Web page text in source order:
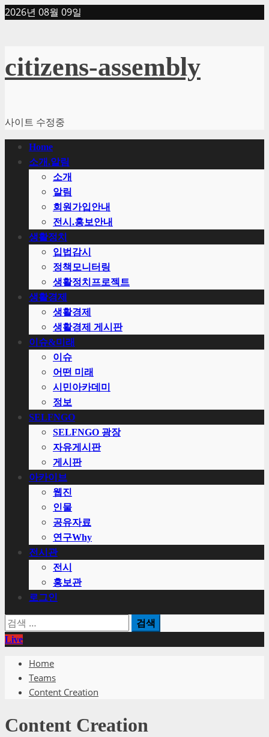
Skip
2026년 08월 09일
citizens-assembly
사이트 수정중
Primary
Menu
Home
소개.알림
소개
알림
회원가입안내
전시.홍보안내
생활정치
입법감시
정책모니터링
생활정치프로젝트
생활경제
생활경제
생활경제 게시판
이슈&미래
이슈
어떤 미래
시민아카데미
정보
SELFNGO
SELFNGO 광장
자유게시판
게시판
아카이브
웹진
인물
공유자료
연구Why
전시관
전시
홍보관
로그인
검
색:
Live
Home
Teams
Content Creation
Content Creation